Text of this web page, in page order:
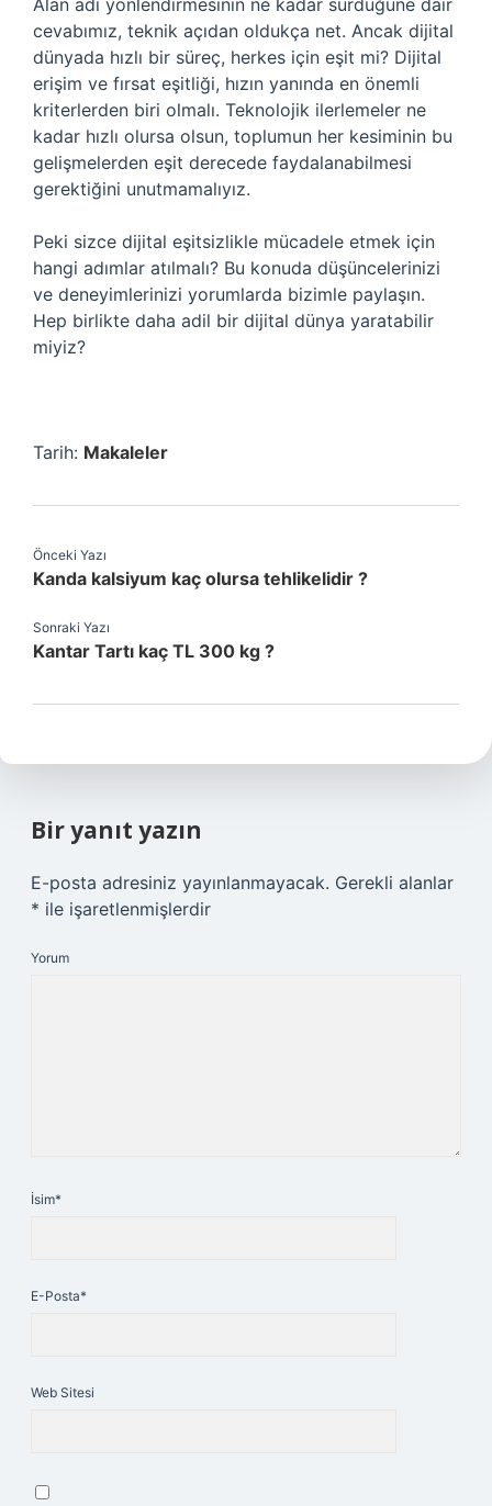
Alan adı yönlendirmesinin ne kadar sürdüğüne dair
cevabımız, teknik açıdan oldukça net. Ancak dijital
dünyada hızlı bir süreç, herkes için eşit mi? Dijital
erişim ve fırsat eşitliği, hızın yanında en önemli
kriterlerden biri olmalı. Teknolojik ilerlemeler ne
kadar hızlı olursa olsun, toplumun her kesiminin bu
gelişmelerden eşit derecede faydalanabilmesi
gerektiğini unutmamalıyız.
Peki sizce dijital eşitsizlikle mücadele etmek için
hangi adımlar atılmalı? Bu konuda düşüncelerinizi
ve deneyimlerinizi yorumlarda bizimle paylaşın.
Hep birlikte daha adil bir dijital dünya yaratabilir
miyiz?
Tarih: Makaleler
Önceki Yazı
Kanda kalsiyum kaç olursa tehlikelidir ?
Sonraki Yazı
Kantar Tartı kaç TL 300 kg ?
Bir yanıt yazın
E-posta adresiniz yayınlanmayacak. Gerekli alanlar
* ile işaretlenmişlerdir
Yorum
İsim*
E-Posta*
Web Sitesi